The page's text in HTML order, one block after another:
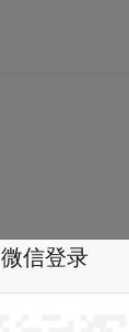
微信登录